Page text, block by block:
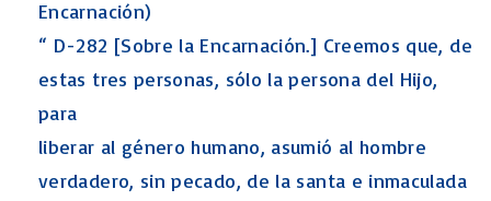
Encarnación)
“ D-282 [Sobre la Encarnación.] Creemos que, de
estas tres personas, sólo la persona del Hijo,
para
liberar al género humano, asumió al hombre
verdadero, sin pecado, de la santa e inmaculada